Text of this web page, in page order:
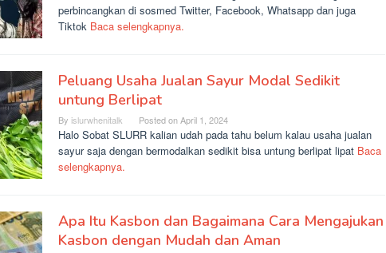
perbincangkan di sosmed Twitter, Facebook, Whatsapp dan juga
Tiktok Baca selengkapnya.
Peluang Usaha Jualan Sayur Modal Sedikit
untung Berlipat
By islurwhenitalk Posted onApril 1, 2024
Halo Sobat SLURR kalian udah pada tahu belum kalau usaha jualan
sayur saja dengan bermodalkan sedikit bisa untung berlipat lipat Baca
selengkapnya.
Apa Itu Kasbon dan Bagaimana Cara Mengajukan
Kasbon dengan Mudah dan Aman